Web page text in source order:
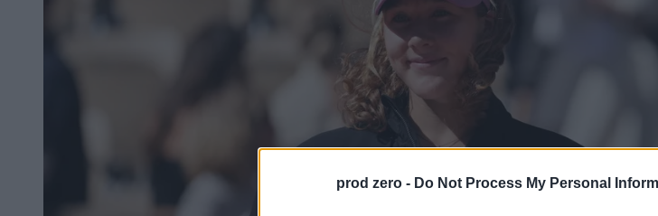
prod zero - Do Not Process My Personal